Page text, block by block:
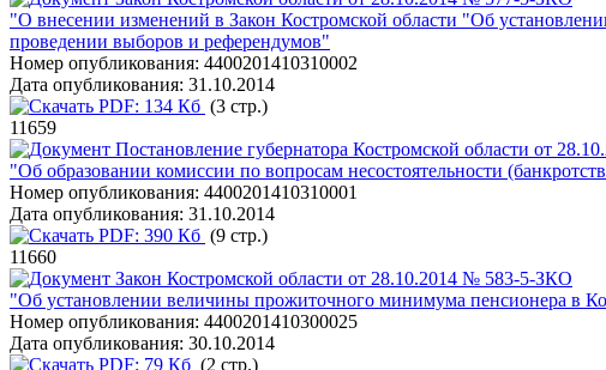
"О внесении изменений в Закон Костромской области "Об
проведении выборов и референдумов"
Номер опубликования: 4400201410310002
Дата опубликования: 31.10.2014
PDF: 134 Кб (3 стр.)
11659
Постановление губернатора Костромской области от
"Об образовании комиссии по вопросам несостоятельности
Номер опубликования: 4400201410310001
Дата опубликования: 31.10.2014
PDF: 390 Кб (9 стр.)
11660
Закон Костромской области от 28.10.2014 № 583-5-ЗКО
"Об установлении величины прожиточного минимума пенсионера в
Номер опубликования: 4400201410300025
Дата опубликования: 30.10.2014
PDF: 79 Кб (2 стр.)